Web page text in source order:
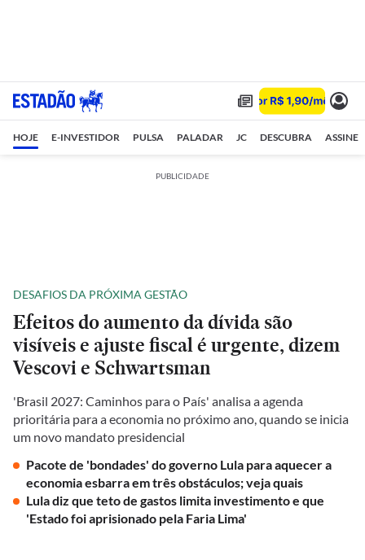
HOJE E-INVESTIDOR PULSA PALADAR JC DESCUBRA ASSINE
PUBLICIDADE
DESAFIOS DA PRÓXIMA GESTÃO
Efeitos do aumento da dívida são
visíveis e ajuste fiscal é urgente, dizem
Vescovi e Schwartsman
'Brasil 2027: Caminhos para o País' analisa a agenda
prioritária para a economia no próximo ano, quando se inicia
um novo mandato presidencial
Pacote de 'bondades' do governo Lula para aquecer a
economia esbarra em três obstáculos; veja quais
Lula diz que teto de gastos limita investimento e que
'Estado foi aprisionado pela Faria Lima'